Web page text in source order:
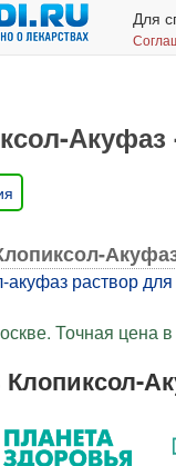
Для
Акуфаз
акуфаз раствор
Точная цена в
Клопиксол-